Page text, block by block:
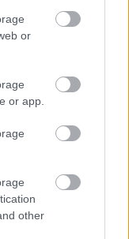
or
or app.
other
a régi már
03.
a külföldre
fázisa utáni
vett
fordított